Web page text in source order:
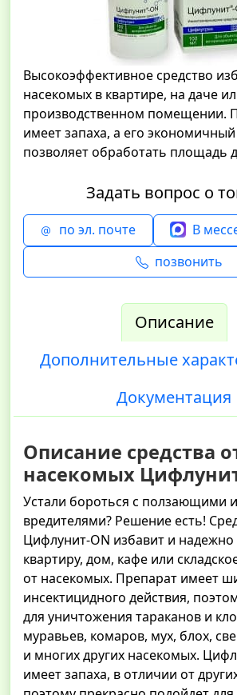
Высокоэффективное средство
насекомых в квартире, на даче
производственном помещении.
имеет запаха, а его
позволяет обработать площадь
Задать вопрос о
по эл. почте
В
позвонить
Описание
Дополнительные
Документация
Описание средства
насекомых
Устали бороться с ползающими
вредителями? Решение есть!
Цифлунит-ON избавит и
квартиру, дом, кафе или
от насекомых. Препарат имеет
инсектицидного действия,
для уничтожения тараканов и
муравьев, комаров, мух, блох,
и многих других насекомых.
имеет запаха, в отличии от